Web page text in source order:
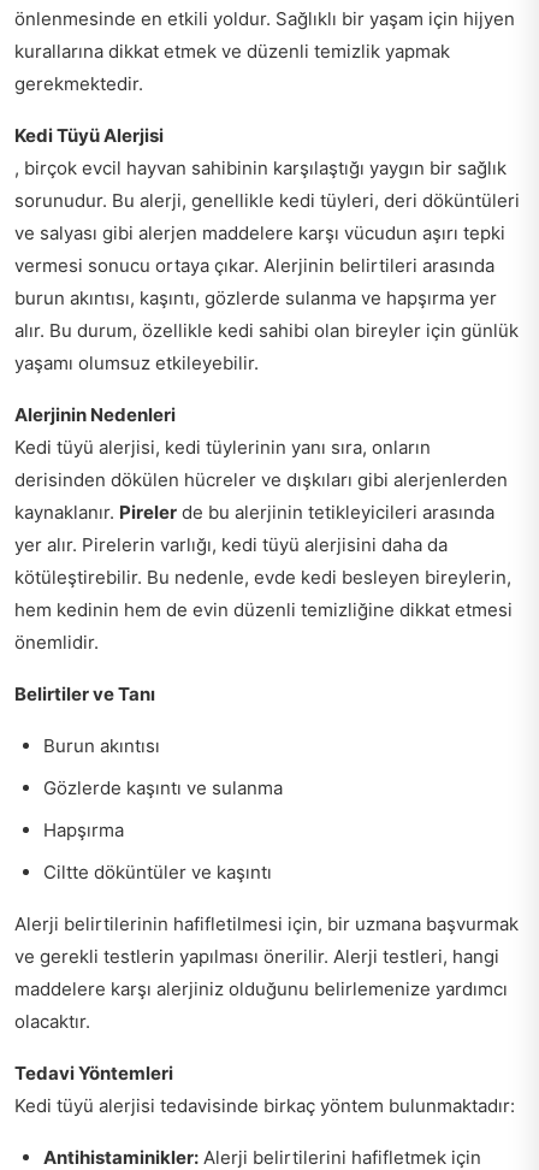
önlenmesinde en etkili yoldur. Sağlıklı bir yaşam için hijyen
kurallarına dikkat etmek ve düzenli temizlik yapmak
gerekmektedir.
Kedi Tüyü Alerjisi
, birçok evcil hayvan sahibinin karşılaştığı yaygın bir sağlık
sorunudur. Bu alerji, genellikle kedi tüyleri, deri döküntüleri
ve salyası gibi alerjen maddelere karşı vücudun aşırı tepki
vermesi sonucu ortaya çıkar. Alerjinin belirtileri arasında
burun akıntısı, kaşıntı, gözlerde sulanma ve hapşırma yer
alır. Bu durum, özellikle kedi sahibi olan bireyler için günlük
yaşamı olumsuz etkileyebilir.
Alerjinin Nedenleri
Kedi tüyü alerjisi, kedi tüylerinin yanı sıra, onların
derisinden dökülen hücreler ve dışkıları gibi alerjenlerden
kaynaklanır. Pireler de bu alerjinin tetikleyicileri arasında
yer alır. Pirelerin varlığı, kedi tüyü alerjisini daha da
kötüleştirebilir. Bu nedenle, evde kedi besleyen bireylerin,
hem kedinin hem de evin düzenli temizliğine dikkat etmesi
önemlidir.
Belirtiler ve Tanı
Burun akıntısı
Gözlerde kaşıntı ve sulanma
Hapşırma
Ciltte döküntüler ve kaşıntı
Alerji belirtilerinin hafifletilmesi için, bir uzmana başvurmak
ve gerekli testlerin yapılması önerilir. Alerji testleri, hangi
maddelere karşı alerjiniz olduğunu belirlemenize yardımcı
olacaktır.
Tedavi Yöntemleri
Kedi tüyü alerjisi tedavisinde birkaç yöntem bulunmaktadır:
Antihistaminikler: Alerji belirtilerini hafifletmek için